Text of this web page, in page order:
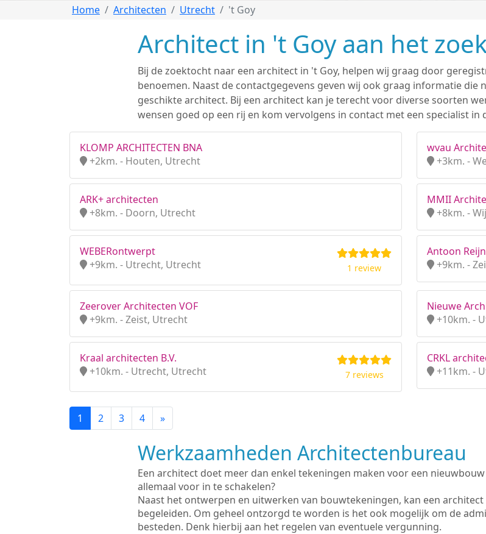
Home Architecten Utrecht 't Goy
Architect in 't Goy aan het
Bij de zoektocht naar een architect in 't Goy, helpen wij graag door
benoemen. Naast de contactgegevens geven wij ook graag informatie die
geschikte architect. Bij een architect kan je terecht voor diverse soorten
wensen goed op een rij en kom vervolgens in contact met een specialist in
KLOMP ARCHITECTEN BNA
+2km. - Houten, Utrecht
wvau
+3km. -
ARK+ architecten
+8km. - Doorn, Utrecht
MMII
+8km. -
WEBERontwerpt
+9km. - Utrecht, Utrecht
1 review
Antoon
+9km. -
Zeerover Architecten VOF
+9km. - Zeist, Utrecht
Nieuwe
+10km. -
Kraal architecten B.V.
+10km. - Utrecht, Utrecht
7 reviews
CRKL
+11km. -
1 2 3 4 »
Werkzaamheden Architectenbureau
Een architect doet meer dan enkel tekeningen maken voor een
allemaal voor in te schakelen?
Naast het ontwerpen en uitwerken van bouwtekeningen, kan een
begeleiden. Om geheel ontzorgd te worden is het ook mogelijk om de
besteden. Denk hierbij aan het regelen van eventuele vergunning.